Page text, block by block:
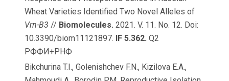
Wheat Varieties Identified Two Novel Alleles of
Vrn-B3// Biomolecules. 2021. V. 11. No. 12. Doi:
10.3390/biom11121897. IF 5.362. Q2
РФФИ+РНФ
Bikchurina T.I., Golenishchev F.N., Kizilova E.A.,